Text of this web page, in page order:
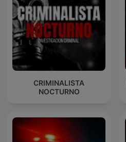
CRIMINALISTA
NOCTURNO